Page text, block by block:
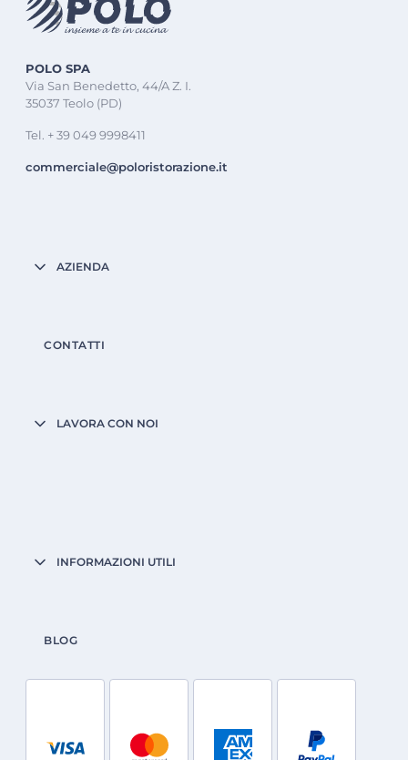
POLO SPA
Via San Benedetto, 44/A Z. I.
35037 Teolo (PD)
Tel. + 39 049 9998411
commerciale@poloristorazione.it
AZIENDA
CONTATTI
LAVORA CON NOI
INFORMAZIONI UTILI
BLOG